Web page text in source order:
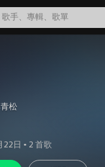
松
22日 • 2 首歌